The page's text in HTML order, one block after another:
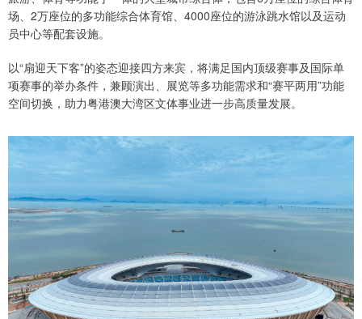
场、2万座位的多功能综合体育馆、4000座位的游泳跳水馆以及运动
员中心等配套设施。
以“扇迎天下客”的姿态迎接四方来宾，将满足国内顶级赛事及国际单
项赛事的举办条件，兼顾演出、展览等多功能需求和“赛平两用”功能
空间切换，助力粤港澳大湾区文体事业进一步高质量发展。